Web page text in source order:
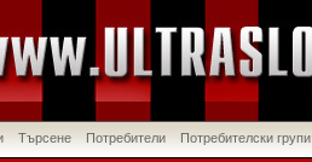
Търсене Потребители Потребителски групи